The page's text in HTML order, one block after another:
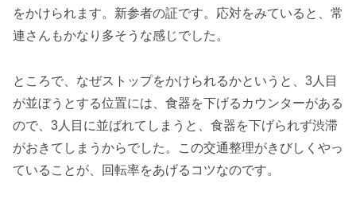
をかけられます。新参者の証です。応対をみていると、常
連さんもかなり多そうな感じでした。
ところで、なぜストップをかけられるかというと、3人目
が並ぼうとする位置には、食器を下げるカウンターがある
ので、3人目に並ばれてしまうと、食器を下げられず渋滞
がおきてしまうからでした。この交通整理がきびしくやっ
ていることが、回転率をあげるコツなのです。